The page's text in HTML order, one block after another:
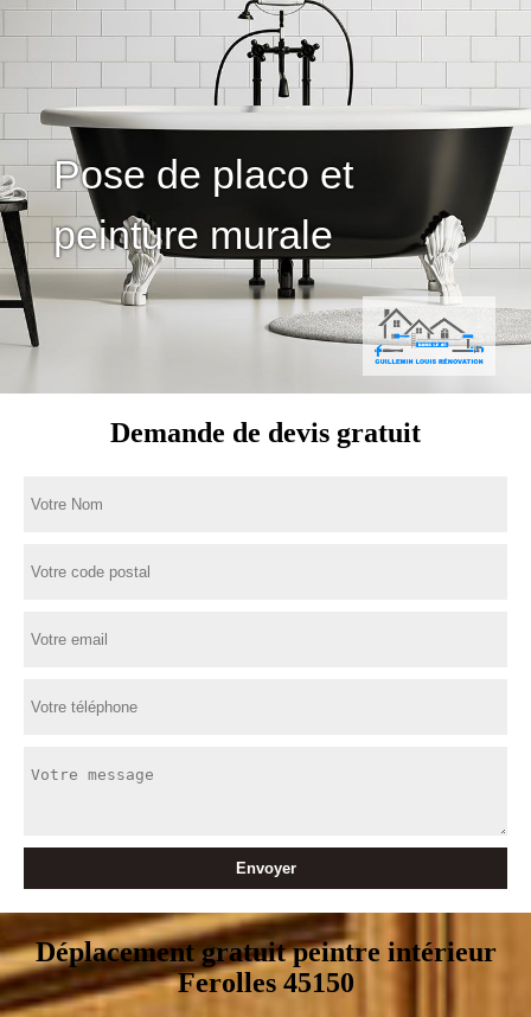
Pose de placo et
peinture murale
Demande de devis gratuit
Déplacement gratuit peintre intérieur
Ferolles 45150